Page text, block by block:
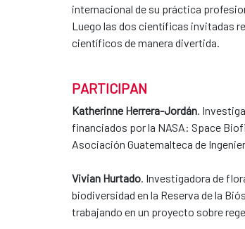
internacional de su práctica
Luego las dos científicas invitadas
científicos de manera divertida.
PARTICIPAN
Katherinne Herrera-Jordán.
financiados por la NASA: Space
Asociación Guatemalteca de
Vivian Hurtado. Investigadora de
biodiversidad en la Reserva de la
trabajando en un proyecto sobre